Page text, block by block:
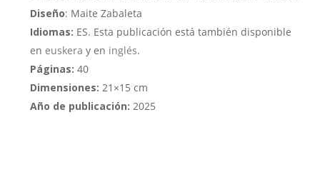
Diseño: Maite Zabaleta
Idiomas: ES. Esta publicación está también disponible
en euskera y en inglés.
Páginas: 40
Dimensiones: 21×15 cm
Año de publicación: 2025